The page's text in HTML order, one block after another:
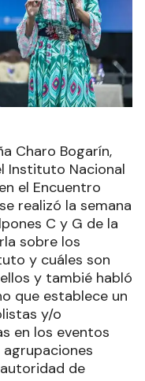
Charo Bogarín,
Instituto Nacional
el Encuentro
realizó la semana
C y G de la
sobre los
y cuáles son
y tambié habló
que establece un
y/o
en los eventos
de